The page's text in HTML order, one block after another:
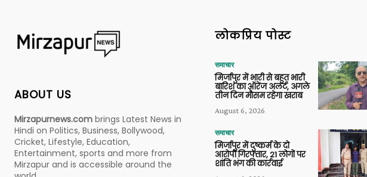
ABOUT US
Mirzapurnews.com brings Latest News in
Hindi on Politics, Business, Bollywood,
Cricket, Lifestyle, Education,
Entertainment, sports and more from
Mirzapur and is accessible around the
लोकप्रिय पोस्ट
समाचार
मिर्जापुर में भारी से बहुत भारी
बारिश का ऑरेंज अलर्ट, अगले
तीन दिन मौसम रहेगा खराब
August 6, 2026
समाचार
मिर्जापुर में दुष्कर्म के दो
आरोपी गिरफ्तार, 21 लोगों पर
शांति भंग की कार्रवाई